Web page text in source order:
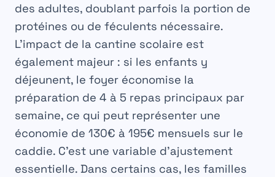
des adultes, doublant parfois la portion de
protéines ou de féculents nécessaire.
L’impact de la cantine scolaire est
également majeur : si les enfants y
déjeunent, le foyer économise la
préparation de 4 à 5 repas principaux par
semaine, ce qui peut représenter une
économie de 130€ à 195€ mensuels sur le
caddie. C’est une variable d’ajustement
essentielle. Dans certains cas, les familles